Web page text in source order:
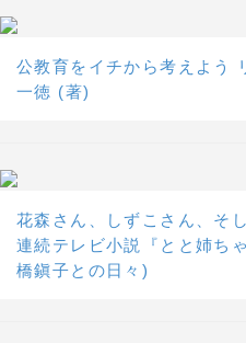
公教育をイチから考えよう
一徳 (著)
花森さん、しずこさん、そ
連続テレビ小説『とと姉ち
橋鎭子との日々)